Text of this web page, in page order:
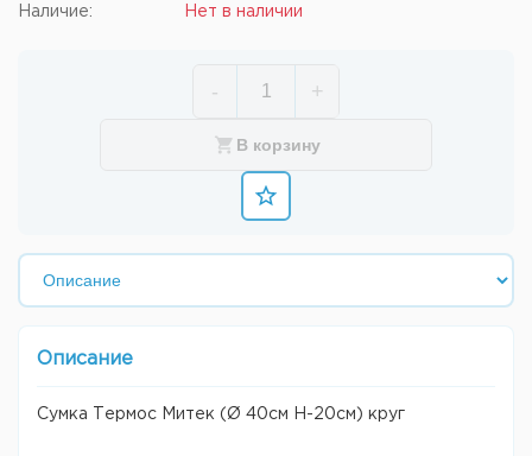
Наличие: Нет в наличии
- +
В корзину
Описание
Сумка Термос Митек (Ø 40см Н-20см) круг